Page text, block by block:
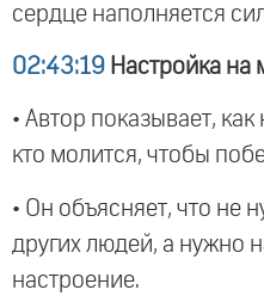
сердце наполняется
02:43:19 Настройка на
• Автор показывает, как
кто молится, чтобы
• Он объясняет, что не
других людей, а нужно
настроение.